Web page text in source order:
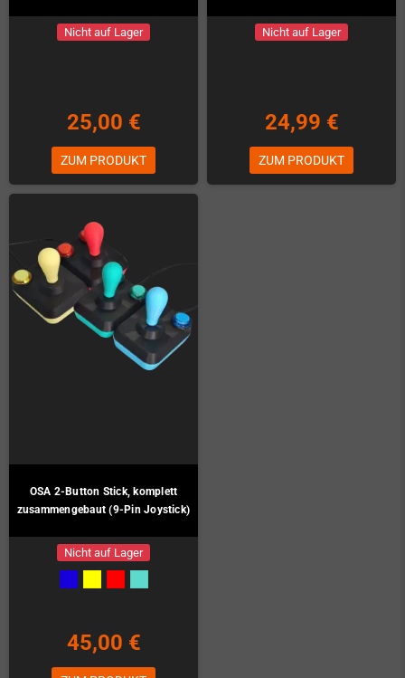
Nicht auf Lager
25,00 €
ZUM PRODUKT
Nicht auf Lager
24,99 €
ZUM PRODUKT
OSA 2-Button Stick, komplett
zusammengebaut (9-Pin Joystick)
Nicht auf Lager
45,00 €